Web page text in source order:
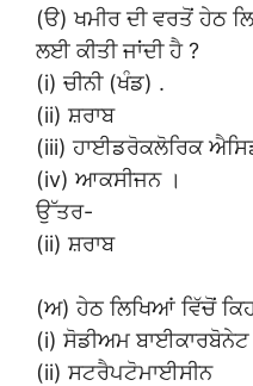
(ੳ) ਖਮੀਰ ਦੀ ਵਰਤੋਂ ਹੇਠ
ਲਈ ਕੀਤੀ ਜਾਂਦੀ ਹੈ ?
(i) ਚੀਨੀ (ਖੰਡ) .
(ii) ਸ਼ਰਾਬ
(iii) ਹਾਈਡਰੋਕਲੋਰਿਕ
(iv) ਆਕਸੀਜਨ ।
ਉੱਤਰ-
(ii) ਸ਼ਰਾਬ
(ਅ) ਹੇਠ ਲਿਖਿਆਂ ਵਿੱਚੋਂ
(i) ਸੋਡੀਅਮ ਬਾਈਕਾਰਬੋਨੇਟ
(ii) ਸਟਰੈਪਟੋਮਾਈਸੀਨ